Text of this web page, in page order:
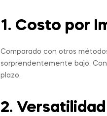
1. Costo por
Comparado con otros
sorprendentemente bajo.
plazo.
2.